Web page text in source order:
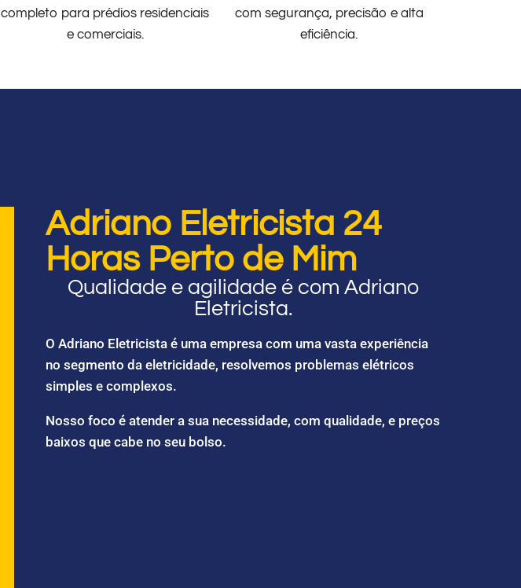
completo para prédios residenciais
e comerciais.
com segurança, precisão e alta
eficiência.
Adriano Eletricista 24
Horas Perto de Mim
Qualidade e agilidade é com Adriano
Eletricista.
O Adriano Eletricista é uma empresa com uma vasta experiência
no segmento da eletricidade, resolvemos problemas elétricos
simples e complexos.
Nosso foco é atender a sua necessidade, com qualidade, e preços
baixos que cabe no seu bolso.